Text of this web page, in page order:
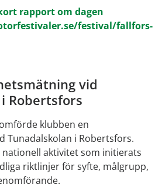
rapport om dagen
festival/fallfors-
vid
Robertsfors
klubben en
Tunadalskolan i Robertsfors.
nationell aktivitet som initierats
riktlinjer för syfte, målgrupp,